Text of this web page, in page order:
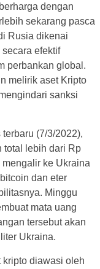
dengan
sekarang pasca
Rusia dikenai
efektif
perbankan global.
melirik aset Kripto
sanksi
(7/3/2022),
total lebih dari Rp
ke Ukraina
dan eter
Minggu
mata uang
tersebut akan
Ukraina.
kripto diawasi oleh